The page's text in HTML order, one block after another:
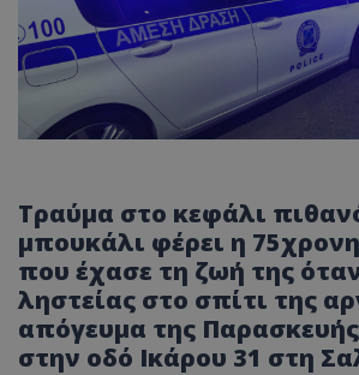
Τραύμα στο κεφάλι
μπουκάλι φέρει η
που έχασε τη ζωή της
ληστείας στο σπίτι της
απόγευμα της
στην οδό Ικάρου 31 στη